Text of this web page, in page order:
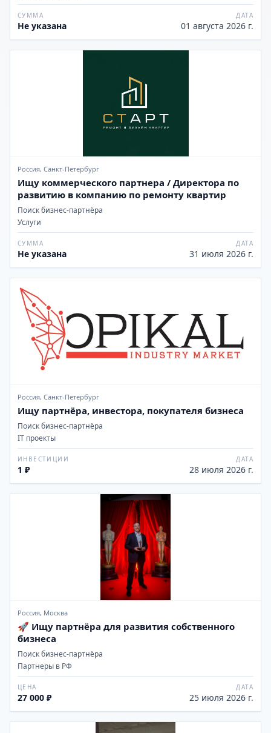
СУММА
Не указана
ДАТА
01 августа 2026 г.
Россия, Санкт-Петербург
Ищу коммерческого партнера / Директора по
развитию в компанию по ремонту квартир
Поиск бизнес-партнёра
Услуги
СУММА
Не указана
ДАТА
31 июля 2026 г.
Россия, Санкт-Петербург
Ищу партнёра, инвестора, покупателя бизнеса
Поиск бизнес-партнёра
IT проекты
ИНВЕСТИЦИИ
1 ₽
ДАТА
28 июля 2026 г.
Россия, Москва
🚀 Ищу партнёра для развития собственного
бизнеса
Поиск бизнес-партнёра
Партнеры в РФ
ЦЕНА
27 000 ₽
ДАТА
25 июля 2026 г.